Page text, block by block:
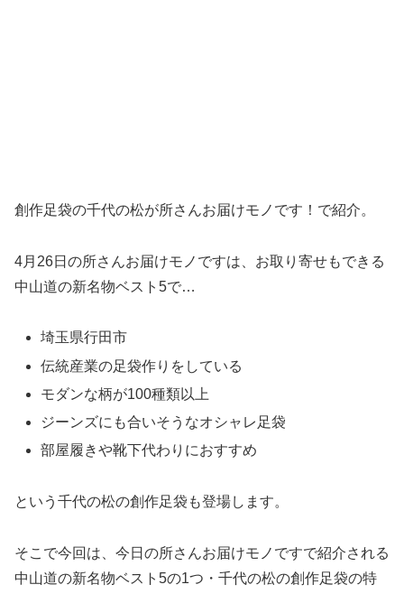
創作足袋の千代の松が所さんお届けモノです！で紹介。
4月26日の所さんお届けモノですは、お取り寄せもできる
中山道の新名物ベスト5で…
埼玉県行田市
伝統産業の足袋作りをしている
モダンな柄が100種類以上
ジーンズにも合いそうなオシャレ足袋
部屋履きや靴下代わりにおすすめ
という千代の松の創作足袋も登場します。
そこで今回は、今日の所さんお届けモノですで紹介される
中山道の新名物ベスト5の1つ・千代の松の創作足袋の特